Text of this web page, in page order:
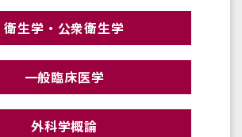
衛生学・公衆衛生学
一般臨床医学
外科学概論